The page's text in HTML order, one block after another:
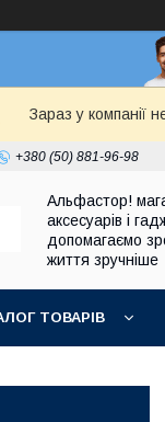
Зараз у компанії
+380 (50) 881-96-98
Альфастор!
аксесуарів і
допомагаємо
життя зручніше
ТОВАРІВ